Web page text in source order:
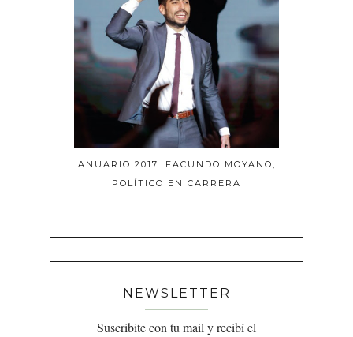
ANUARIO 2017: FACUNDO MOYANO,
POLÍTICO EN CARRERA
NEWSLETTER
Suscribite con tu mail y recibí el